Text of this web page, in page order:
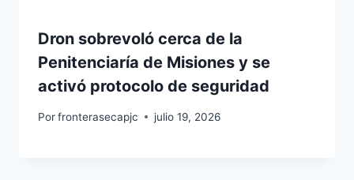
Dron sobrevoló cerca de la
Penitenciaría de Misiones y se
activó protocolo de seguridad
Porfronterasecapjc julio 19, 2026